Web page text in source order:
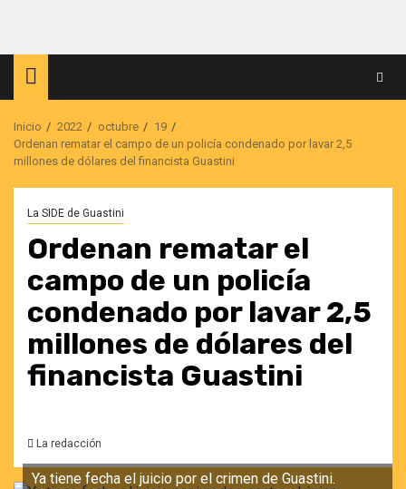
contenido
Inicio 2022 octubre
19
Ordenan rematar el campo de un policía condenado por lavar 2,5
millones de dólares del financista Guastini
La SIDE de Guastini
Ordenan rematar el
campo de un policía
condenado por lavar 2,5
millones de dólares del
financista Guastini
La redacción
Ya tiene fecha el juicio por el crimen de Guastini.